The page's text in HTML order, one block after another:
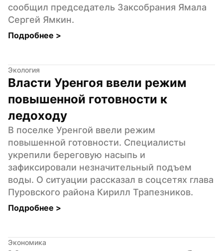
сообщил председатель Заксобрания Ямала
Сергей Ямкин.
Подробнее >
Экология
Власти Уренгоя ввели режим
повышенной готовности к
ледоходу
В поселке Уренгой ввели режим
повышенной готовности. Специалисты
укрепили береговую насыпь и
зафиксировали незначительный подъем
воды. О ситуации рассказал в соцсетях глава
Пуровского района Кирилл Трапезников.
Подробнее >
Экономика